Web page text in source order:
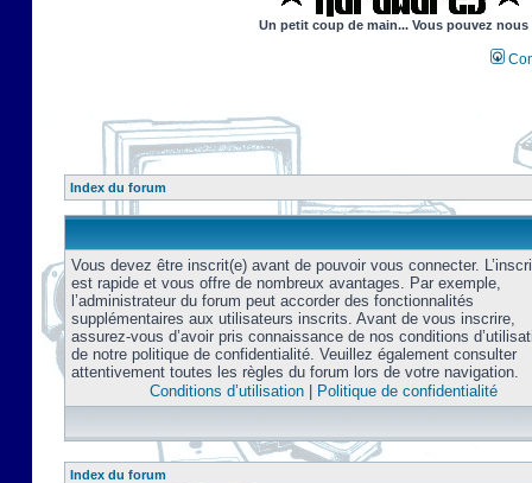
Un petit coup de main... Vous pouvez
Index du forum
Vous devez être inscrit(e) avant de pouvoir vous connecter.
est rapide et vous offre de nombreux avantages. Par exemple,
l’administrateur du forum peut accorder des fonctionnalités
supplémentaires aux utilisateurs inscrits. Avant de vous inscrire,
assurez-vous d’avoir pris connaissance de nos conditions
de notre politique de confidentialité. Veuillez également consulter
attentivement toutes les règles du forum lors de votre navigation.
Conditions d’utilisation| Politique de confidentialité
Index du forum